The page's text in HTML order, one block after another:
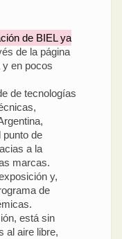
de BIEL ya
de la página
y en pocos
de tecnologías
punto de
a la
marcas.
y,
de
está sin
al aire libre,